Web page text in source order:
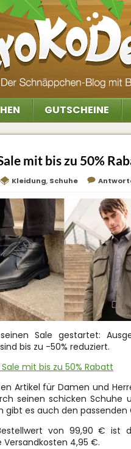
GUTSCHEINE
mit bis zu 50%
Kleidung, Schuhe
Sale gestartet:
bis zu -50% reduziert.
Sale mit bis zu 50% Rabatt
Artikel für Damen und
seinen schicken Schuhe
gibt es auch den passenden
von 99,90 € ist
4,95 €.